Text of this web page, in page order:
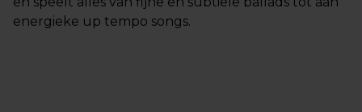
energieke up tempo songs.